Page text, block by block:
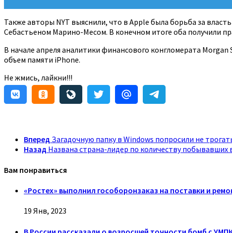
Также авторы NYT выяснили, что в Apple была борьба за
Себастьеном Марино-Месом. В конечном итоге оба получили
В начале апреля аналитики финансового конгломерата
объем памяти iPhone.
Не жмись, лайкни!!!
Вперед Загадочную папку в Windows попросили не
Назад Названа страна-лидер по количеству побывавших
Вам понравиться
«Ростех» выполнил гособоронзаказ на поставки и
19 Янв, 2023